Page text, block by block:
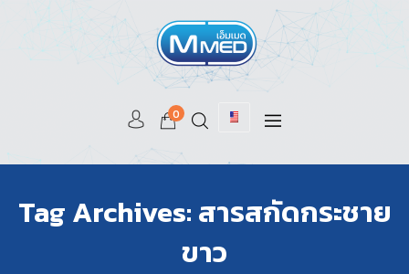
0
Tag Archives: สารสกัดกระชาย
ขาว